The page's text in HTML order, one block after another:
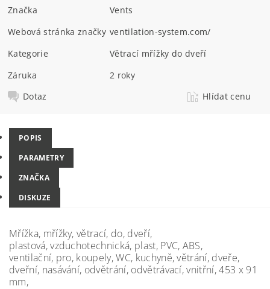
Značka
Vents
Webová stránka značky ventilation-system.com/
Kategorie
Větrací mřížky do dveří
Záruka
2 roky
Dotaz
Hlídat cenu
POPIS
PARAMETRY
ZNAČKA
DISKUZE
Mřížka, mřížky, větrací, do, dveří,
plastová, vzduchotechnická, plast, PVC, ABS,
ventilační, pro, koupely, WC, kuchyně, větrání, dveře,
dveřní, nasávání, odvětrání, odvětrávací, vnitřní, 453 x 91
mm,